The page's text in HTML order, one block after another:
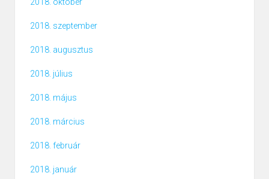
2018. október
2018. szeptember
2018. augusztus
2018. július
2018. május
2018. március
2018. február
2018. január